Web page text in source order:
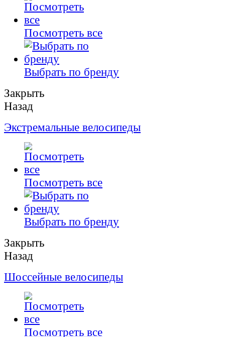
Посмотреть все
Выбрать по бренду
Закрыть
Назад
Экстремальные велосипеды
Посмотреть все
Выбрать по бренду
Закрыть
Назад
Шоссейные велосипеды
Посмотреть все